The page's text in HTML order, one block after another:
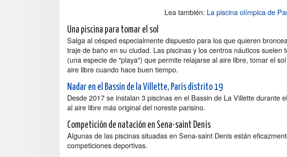
Lea también: La piscina olímpica de
Una piscina para tomar el sol
Salga al césped especialmente dispuesto para los que quieren
traje de baño en su ciudad. Las piscinas y los centros náuticos suelen
(una especie de "playa") que permite relajarse al aire libre, tomar el
aire libre cuando hace buen tiempo.
Nadar en el Bassin de la Villette, París distrito 19
Desde 2017 se instalan 3 piscinas en el Bassin de La Villette durante
al aire libre más original del noreste parisino.
Competición de natación en Sena-saint Denis
Algunas de las piscinas situadas en Sena-saint Denis están
competiciones deportivas.